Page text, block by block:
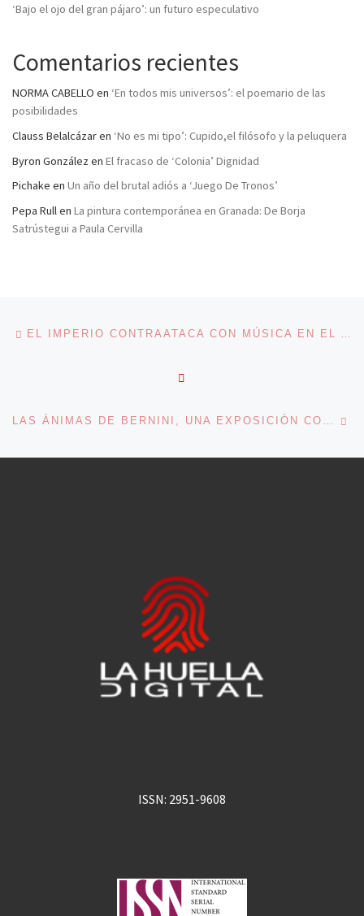
‘Bajo el ojo del gran pájaro’: un futuro especulativo
Comentarios recientes
NORMA CABELLO en ‘En todos mis universos’: el poemario de las
posibilidades
Clauss Belalcázaren ‘No es mi tipo’: Cupido,el filósofo y la peluquera
Byron González en El fracaso de ‘Colonia’ Dignidad
Pichake en Un año del brutal adiós a ‘Juego De Tronos’
Pepa Rullen La pintura contemporánea en Granada: De Borja
Satrústegui a Paula Cervilla
Navegación de entradas EL IMPERIO CONTRAATACA CON MÚSICA EN EL AUDITORIO NACIONAL
LAS ÁNIMAS DE BERNINI, UNA EXPOSICIÓN CON FALTA DE ALMA
ISSN: 2951-9608